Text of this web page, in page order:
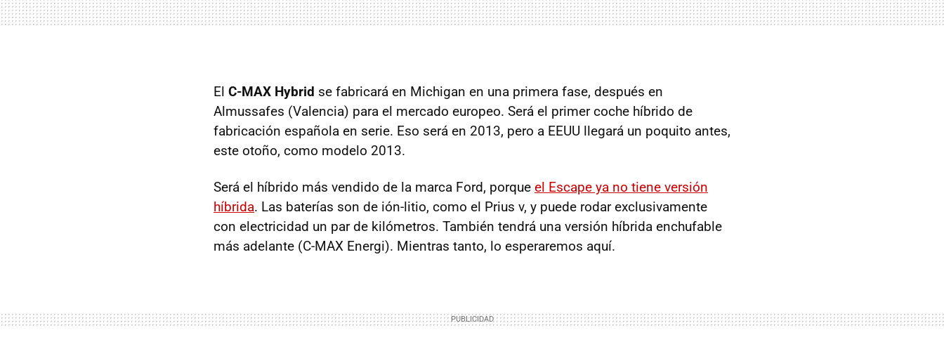
El C-MAX Hybrid se fabricará en Michigan en una primera fase, después en
Almussafes (Valencia) para el mercado europeo. Será el primer coche híbrido de
fabricación española en serie. Eso será en 2013, pero a EEUU llegará un poquito antes,
este otoño, como modelo 2013.
Será el híbrido más vendido de la marca Ford, porque el Escape ya no tiene versión
híbrida. Las baterías son de ión-litio, como el Prius v, y puede rodar exclusivamente
con electricidad un par de kilómetros. También tendrá una versión híbrida enchufable
más adelante (C-MAX Energi). Mientras tanto, lo esperaremos aquí.